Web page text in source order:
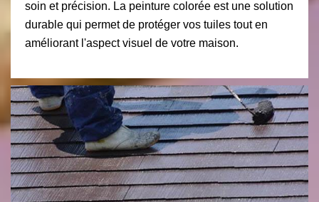
soin et précision. La peinture colorée est une solution
durable qui permet de protéger vos tuiles tout en
améliorant l'aspect visuel de votre maison.